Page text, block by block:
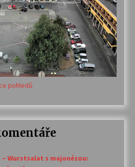
pohledů
Wurstsalat s majonézou: